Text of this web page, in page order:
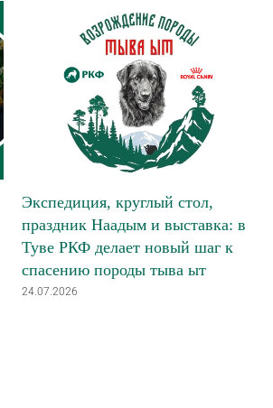
Экспедиция, круглый стол,
праздник Наадым и выставка: в
Туве РКФ делает новый шаг к
спасению породы тыва ыт
24.07.2026